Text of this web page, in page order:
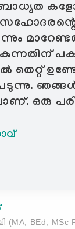
കളോ
പകരം
തെറ്റ്
ഒരു
BEd, MSc